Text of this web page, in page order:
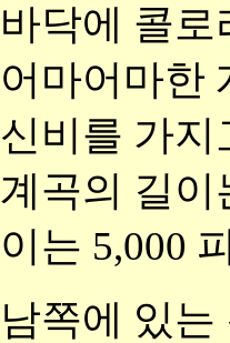
바닥에 콜
어마어마한
신비를 가지
계곡의 길이
이는 5,000
남쪽에 있는